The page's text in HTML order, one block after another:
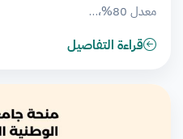
معدل 80%،…
قراءة التفاصيل